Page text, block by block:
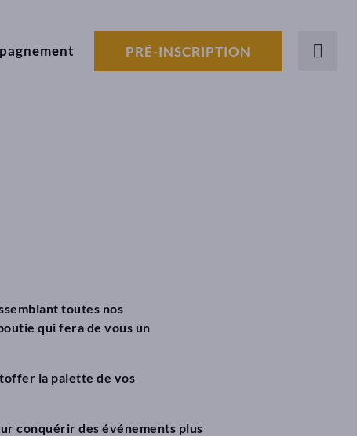
PRÉ-INSCRIPTION
toutes nos
qui fera de vous un
la palette de vos
conquérir des événements plus